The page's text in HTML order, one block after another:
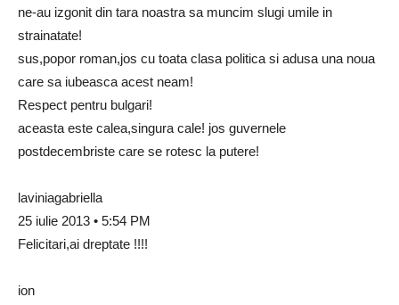
ne-au izgonit din tara noastra sa muncim slugi umile in
strainatate!
sus,popor roman,jos cu toata clasa politica si adusa una noua
care sa iubeasca acest neam!
Respect pentru bulgari!
aceasta este calea,singura cale! jos guvernele
postdecembriste care se rotesc la putere!
laviniagabriella
25 iulie 2013 • 5:54 PM
Felicitari,ai dreptate !!!!
ion